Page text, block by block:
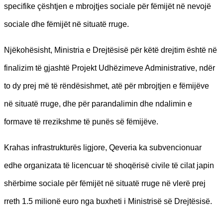
specifike çështjen e mbrojtjes sociale për fëmijët në nevojë
sociale dhe fëmijët në situatë rruge.
Njëkohësisht, Ministria e Drejtësisë për këtë drejtim është në
finalizim të gjashtë Projekt Udhëzimeve Administrative, ndër
to dy prej më të rëndësishmet, atë për mbrojtjen e fëmijëve
në situatë rruge, dhe për parandalimin dhe ndalimin e
formave të rrezikshme të punës së fëmijëve.
Krahas infrastrukturës ligjore, Qeveria ka subvencionuar
edhe organizata të licencuar të shoqërisë civile të cilat japin
shërbime sociale për fëmijët në situatë rruge në vlerë prej
rreth 1.5 milionë euro nga buxheti i Ministrisë së Drejtësisë.